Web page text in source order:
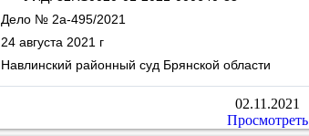
Дело № 2а-495/2021
24 августа 2021 г
Навлинский районный суд Брянской области
02.11.2021
Просмотреть